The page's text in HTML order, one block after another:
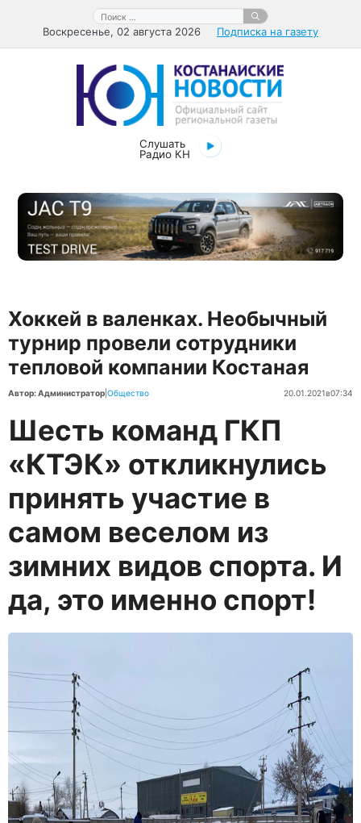
содержимому
Поиск:
Воскресенье, 02 августа 2026 Подписка на газету
Слушать
Радио КН
Хоккей в валенках. Необычный
турнир провели сотрудники
тепловой компании Костаная
Автор: Администратор Общество 20.01.2021в07:34
Шесть команд ГКП
«КТЭК» откликнулись
принять участие в
самом веселом из
зимних видов спорта. И
да, это именно спорт!